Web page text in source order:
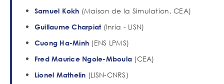
Samuel Kokh (Maison de la Simulation, CEA)
Guillaume Charpiat(Inria - LISN)
Cuong Ha-Minh (ENS LPMS)
Fred Maurice Ngole-Mboula (CEA)
Lionel Mathelin (LISN-CNRS)